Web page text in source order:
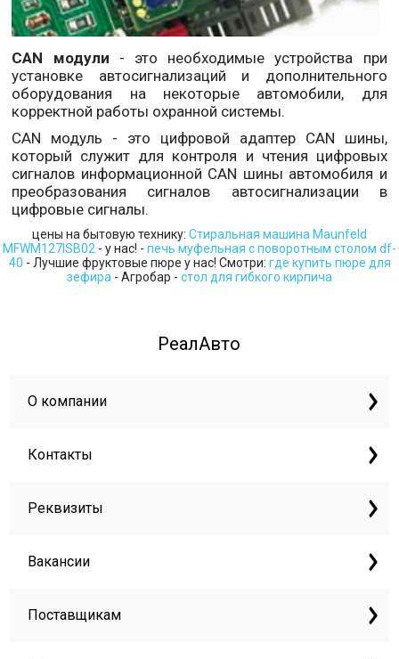
CAN модули - это необходимые устройства при
установке автосигнализаций и дополнительного
оборудования на некоторые автомобили, для
корректной работы охранной системы.
CAN модуль - это цифровой адаптер CAN шины,
который служит для контроля и чтения цифровых
сигналов информационной CAN шины автомобиля и
преобразования сигналов автосигнализации в
цифровые сигналы.
цены на бытовую технику: Стиральная машина Maunfeld
MFWM127ISB02 - у нас! - печь муфельная с поворотным столом df-
40 - Лучшие фруктовые пюре у нас! Смотри: где купить пюре для
зефира - Агробар - стол для гибкого кирпича
РеалАвто
О компании
Контакты
Реквизиты
Вакансии
Поставщикам